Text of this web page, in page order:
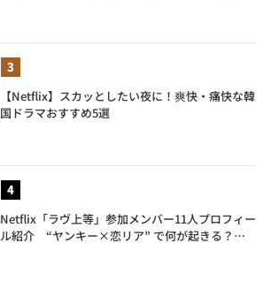
【Netflix】スカッとしたい夜に！爽快・痛快な韓
国ドラマおすすめ5選
Netflix「ラヴ上等」参加メンバー11人プロフィー
ル紹介 “ヤンキー×恋リア” で何が起きる？地